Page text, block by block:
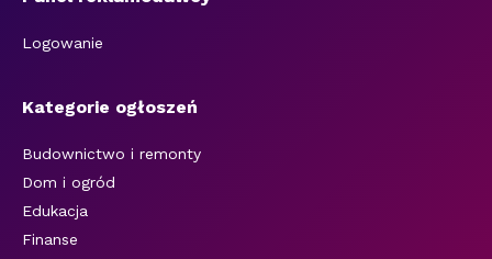
Logowanie
Kategorie ogłoszeń
Budownictwo i remonty
Dom i ogród
Edukacja
Finanse